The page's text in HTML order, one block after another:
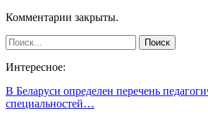
Комментарии закрыты.
Интересное:
В Беларуси определен перечень
специальностей…